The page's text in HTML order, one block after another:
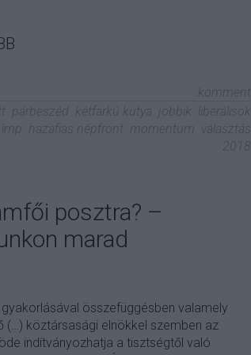
komment
párbeszéd kétfarkú kutya jobbik
liberálisok
lmp hazafias népfront momentum
választás
2018
posztra? –
marad
összefüggésben valamely
köztársasági elnökkel szemben az
indítványozhatja a tisztségtől való